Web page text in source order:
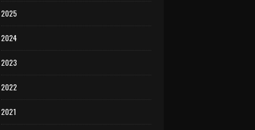
2025
2024
2023
2022
2021